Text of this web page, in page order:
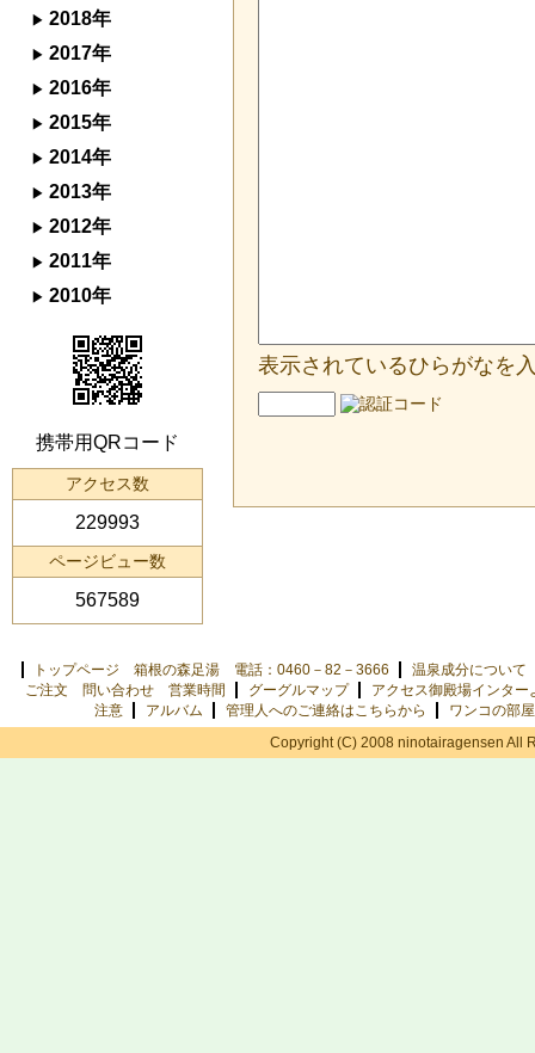
表示されているひらがなを
2018年
2017年
2016年
2015年
2014年
2013年
2012年
2011年
2010年
携帯用QRコード
アクセス数
229993
ページビュー数
567589
トップページ 箱根の森足湯 電話：0460－82－3666
温泉成分について
ご注文 問い合わせ 営業時間
グーグルマップ
アクセス御殿場インター
注意
アルバム 管理人へのご連絡はこちらから
ワンコの部屋
Copyright (C) 2008 ninotairagensen All